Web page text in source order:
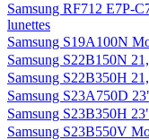
Samsung RF712 E7P-
lunettes
Samsung S19A100N
Samsung S22B150N
Samsung S22B350H
Samsung S23A750D
Samsung S23B350H
Samsung S23B550V